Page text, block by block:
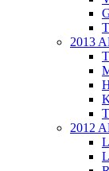
2013
2012